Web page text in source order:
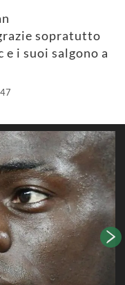
sopratutto
i suoi salgono a